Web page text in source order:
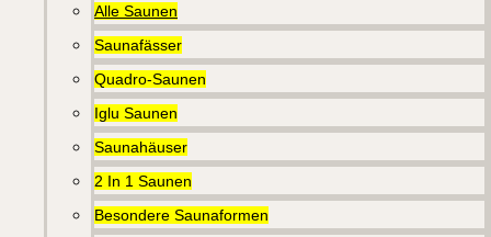
Alle Saunen
Saunafässer
Quadro-Saunen
Iglu Saunen
Saunahäuser
2 In 1 Saunen
Besondere Saunaformen